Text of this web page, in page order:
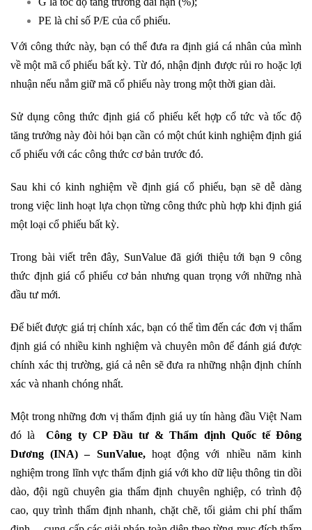
PE là chỉ số P/E của cổ phiếu.
Với công thức này, bạn có thể đưa ra định giá cá nhân của mình
về một mã cổ phiếu bất kỳ. Từ đó, nhận định được rủi ro hoặc lợi
nhuận nếu nắm giữ mã cổ phiếu này trong một thời gian dài.
Sử dụng công thức định giá cổ phiếu kết hợp cổ tức và tốc độ
tăng trưởng này đòi hỏi bạn cần có một chút kinh nghiệm định giá
cổ phiếu với các công thức cơ bản trước đó.
Sau khi có kinh nghiệm về định giá cổ phiếu, bạn sẽ dễ dàng
trong việc linh hoạt lựa chọn từng công thức phù hợp khi định giá
một loại cổ phiếu bất kỳ.
Trong bài viết trên đây, SunValue đã giới thiệu tới bạn 9 công
thức định giá cổ phiếu cơ bản nhưng quan trọng với những nhà
đầu tư mới.
Để biếtđược giá trị chính xác, bạn có thể tìm đến các đơn vị thẩm
định giá có nhiều kinh nghiệm và chuyên môn để đánh giá được
chính xác thị trường, giá cả nên sẽ đưa ra những nhận định chính
xác và nhanh chóng nhất.
Một trong những đơn vị thẩm định giá uy tín hàng đầu Việt Nam
đó làCông ty CP Đầu tư & Thẩm định Quốc tế Đông
Dương (INA)–SunValue,hoạt động với nhiều năm kinh
nghiệm trong lĩnh vực thẩm định giá với kho dữ liệu thông tin dồi
dào, đội ngũ chuyên gia thẩm định chuyên nghiệp, có trình độ
cao, quy trình thẩm định nhanh, chặt chẽ, tối giảm chi phí thẩm